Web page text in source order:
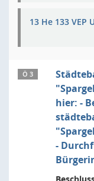
13 He 133 VEP
Ö 3
hier: -
-